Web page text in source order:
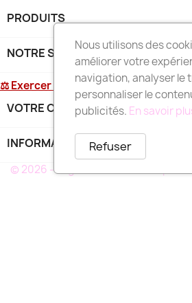
PRODUITS
NOTRE SOCIÉTÉ
⚖ Exercer mon droit de rétractation
VOTRE COMPTE
INFORMATIONS
© 2026 - Logiciel e-commerce par
Nous utilisons des
améliorer votre
navigation, analyser le
personnaliser le
publicités. En savoir
Refuser